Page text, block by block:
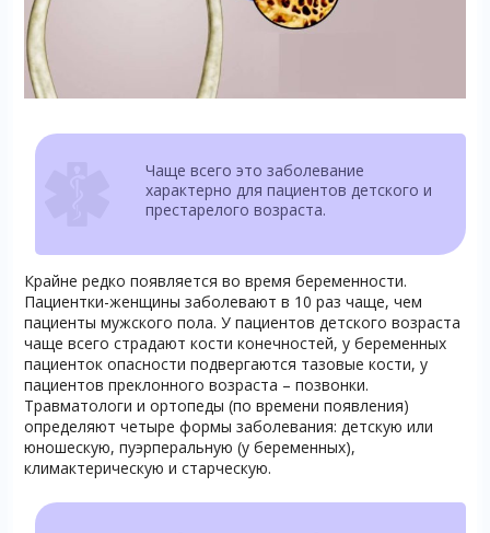
Чаще всего это заболевание
характерно для пациентов детского и
престарелого возраста.
Крайне редко появляется во время беременности.
Пациентки-женщины заболевают в 10 раз чаще, чем
пациенты мужского пола. У пациентов детского возраста
чаще всего страдают кости конечностей, у беременных
пациенток опасности подвергаются тазовые кости, у
пациентов преклонного возраста – позвонки.
Травматологи и ортопеды (по времени появления)
определяют четыре формы заболевания: детскую или
юношескую, пуэрперальную (у беременных),
климактерическую и старческую.